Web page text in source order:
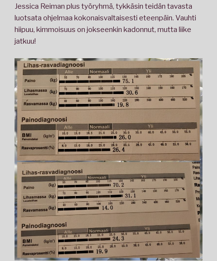
Jessica Reiman plus työryhmä, tykkäsin teidän tavasta
luotsata ohjelmaa kokonaisvaltaisesti eteenpäin. Vauhti
hiipuu, kimmoisuus on jokseenkin kadonnut, mutta liike
jatkuu!